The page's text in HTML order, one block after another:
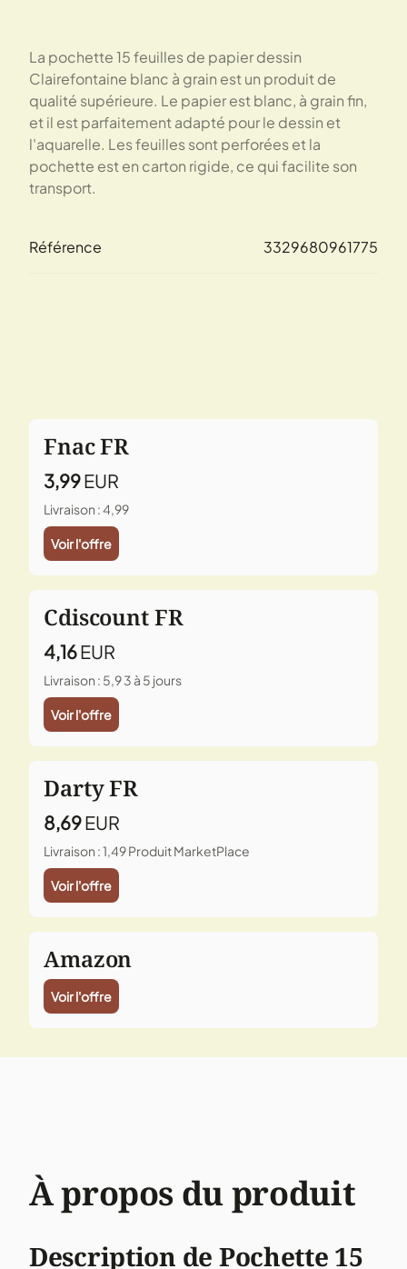
La pochette 15 feuilles de papier dessin
Clairefontaine blanc à grain est un produit de
qualité supérieure. Le papier est blanc, à grain fin,
et il est parfaitement adapté pour le dessin et
l'aquarelle. Les feuilles sont perforées et la
pochette est en carton rigide, ce qui facilite son
transport.
Référence 3329680961775
Fnac FR
3,99EUR
Livraison : 4,99
Voir l'offre
Cdiscount FR
4,16EUR
Livraison : 5,93 à 5 jours
Voir l'offre
Darty FR
8,69EUR
Livraison : 1,49Produit MarketPlace
Voir l'offre
Amazon
Voir l'offre
À propos du produit
Description de Pochette 15